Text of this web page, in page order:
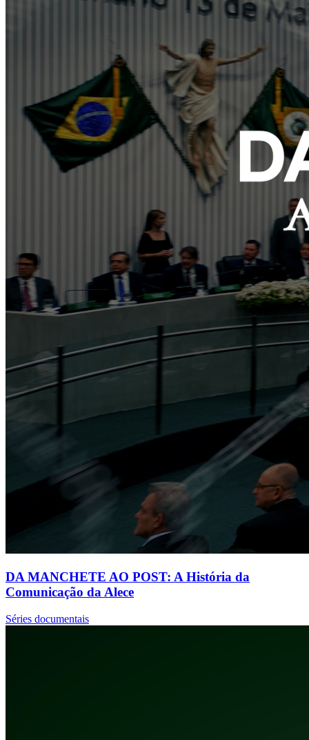
DA MANCHETE AO POST: A História da
Comunicação da Alece
Séries documentais